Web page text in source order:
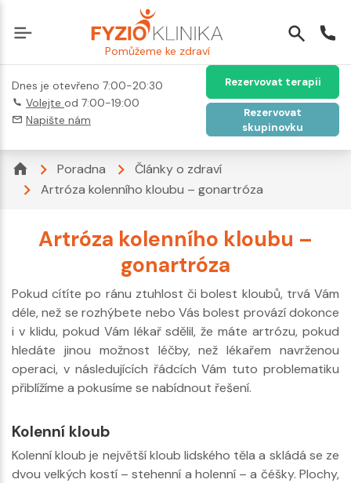
Pomůžeme ke zdraví
Dnes je otevřeno 7:00-20:30
Volejte od 7:00-19:00
Napište nám
Rezervovat terapii
Rezervovat
skupinovku
Poradna
Články o zdraví
Artróza kolenního kloubu – gonartróza
Artróza kolenního kloubu –
gonartróza
Pokud cítíte po ránu ztuhlost či bolest kloubů, trvá Vám
déle, než se rozhýbete nebo Vás bolest provází dokonce
i v klidu, pokud Vám lékař sdělil, že máte artrózu, pokud
hledáte jinou možnost léčby, než lékařem navrženou
operaci, v následujících řádcích Vám tuto problematiku
přiblížíme a pokusíme se nabídnout řešení.
Kolenní kloub
Kolenní kloub je největší kloub lidského těla a skládá se ze
dvou velkých kostí – stehenní a holenní – a čéšky. Plochy,